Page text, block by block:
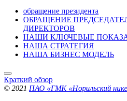
обращение президента
ОБРАЩЕНИЕ
ДИРЕКТОРОВ
НАШИ КЛЮЧЕВЫЕ
НАША СТРАТЕГИЯ
НАША БИЗНЕС МОДЕЛЬ
Краткий обзор
© 2021 ПАО «ГМК «Норильский